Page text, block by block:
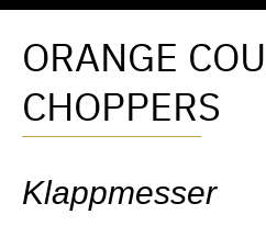
ORANGE
CHOPPERS
Klappmesser